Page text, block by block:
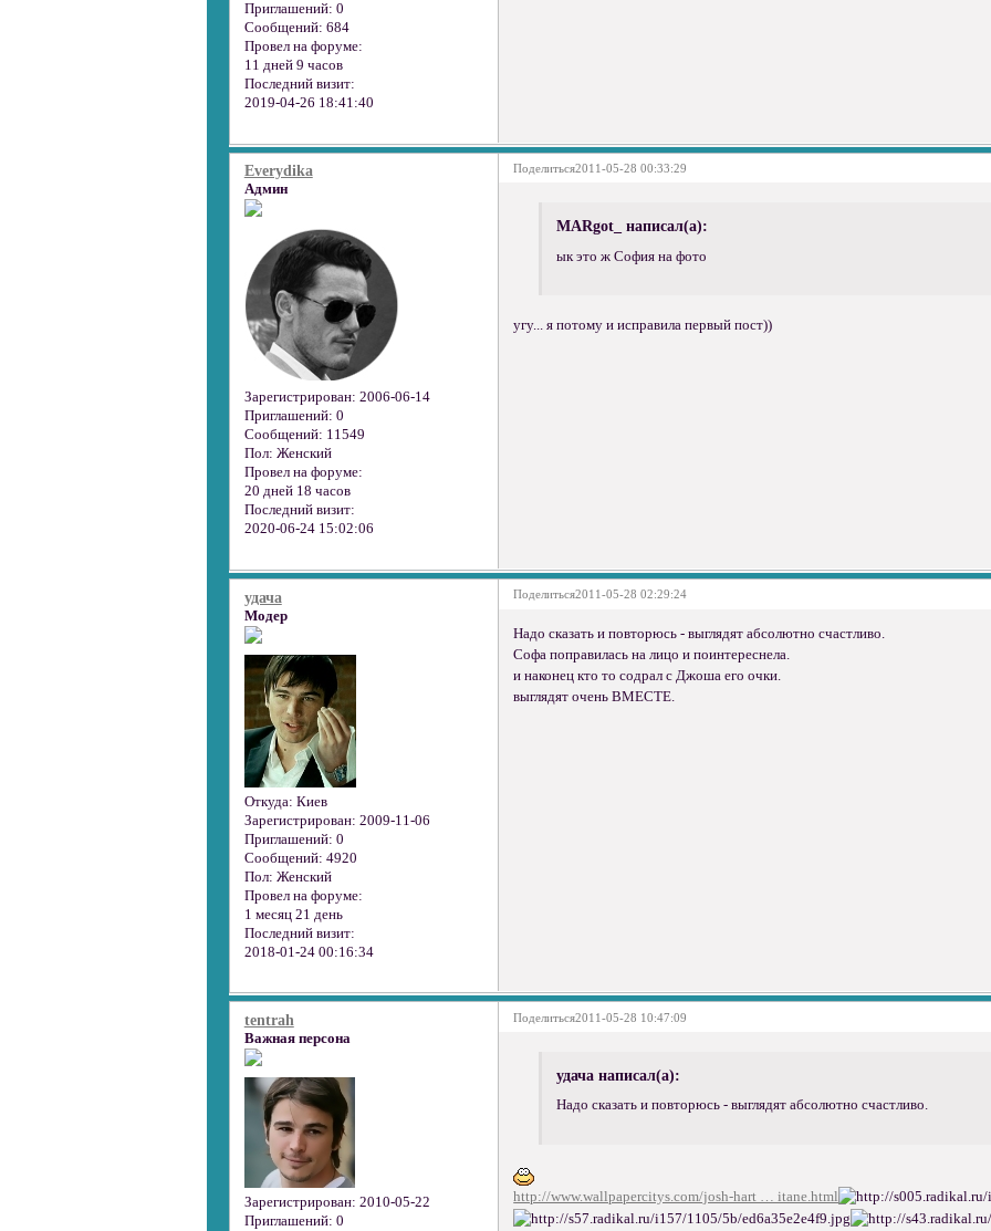
Приглашений: 0
Сообщений: 684
Провел на форуме:
11 дней 9 часов
Последний визит:
2019-04-26 18:41:40
Поделиться2011-05-28 00:33:29
Everydika
Админ
Зарегистрирован: 2006-06-14
Приглашений: 0
Сообщений: 11549
Пол: Женский
Провел на форуме:
20 дней 18 часов
Последний визит:
2020-06-24 15:02:06
MARgot_ написал(а):
ык это ж София на фото
угу... я потому и исправила первый пост))
Поделиться2011-05-28 02:29:24
удача
Модер
Откуда: Киев
Зарегистрирован: 2009-11-06
Приглашений: 0
Сообщений: 4920
Пол: Женский
Провел на форуме:
1 месяц 21 день
Последний визит:
2018-01-24 00:16:34
Надо сказать и повторюсь - выглядят абсолютно счастливо.
Софа поправилась на лицо и поинтереснела.
и наконец кто то содрал с Джоша его очки.
выглядят очень ВМЕСТЕ.
Поделиться2011-05-28 10:47:09
tentrah
Важная персона
Зарегистрирован: 2010-05-22
Приглашений: 0
удача написал(а):
Надо сказать и повторюсь - выглядят абсолютно счастливо.
http://www.wallpapercitys.com/josh-hart … itane.html